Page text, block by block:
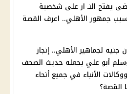
يفتح النـ ار على شخصية
جمهور الأهلي.. اعرف القصة
جنيه لجماهير الأهلي.. إنجاز
أبو علي يجعله حديث الصحف
الأنباء في جميع أنحاء
القصة؟